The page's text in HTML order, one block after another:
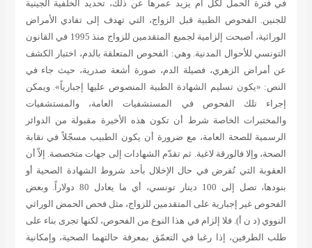
في فترة الحمل لكل أم يزيد عمرها عن ذلك، تحديد الخلفية الجينية
للجنين. الفحوص الطبية قبل الزواج، التي تهدف إلى تفادي الأمراض
الوراثية، أصبحت إلزامية لجميع المتقدمين للزواج منذ 1995 في القانون
التونسي للأحوال المدنية. وهي: الفحوص المتعلقة بالدم، اختبار الكشف
عن أمراض الزهري، فصيلة الدم، صورة أشعة صدرية، حيث جاء في
النص: «يكون تسليم الشهادة الطبية المنصوص عليها إجبارياً». ويمكن
إجراء تلك الفحوص في المستشفيات العامة، والمستشفيات
والمختبرات الخاصة شرط أن تكون هذه الأخيرة مقبولة من الدوائر
الرسمية للصحة العامة، مع ضرورة أن يكون الطبيب مسجّلاً في نقابة
الصحة، وإلا فالورقة لاغية. ثم تقدّم الشهادات إلى جهات متخصصة. إلاّ أن
العقوبة التي تُفرض في حال الإخلال بأحد شروط الشهادة الصحية أو
بنودها، تصل إلى 100 دينار تونسي، أي ما يعادل 80 دولاراً. وبعض
الفحوص غير إجبارية على المتقدمين للزواج، مثل فحص الحمض الوراثي
النووي (د ن أ). فلا إلزام في هذا النوع من الفحوص، لكنها تجرى بناء على
طلب الطرفين، إذا رغبا في التعمّق بمعرفة حالتهما الصحية، وإمكانية